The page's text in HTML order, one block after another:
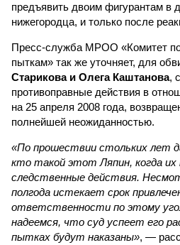
предъявить двоим фигурантам в
нижегородца, и только после
Пресс-служба МРОО «Комитет
пыткам» так же уточняет, для
Старикова и Олега Каштанова,
противоправные действия в
на 25 апреля 2008 года,
полнейшей неожиданностью.
«По прошествии стольких лет
кто такой этот Ляпин, когда их
следственные действия.
полгода истекает срок
ответственности по этому
надеемся, что суд успеет его
пытках будут наказаны», —